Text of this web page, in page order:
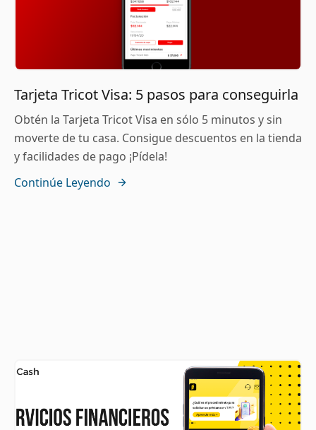
Tarjeta Tricot Visa: 5 pasos para conseguirla
Obtén la Tarjeta Tricot Visa en sólo 5 minutos y sin
moverte de tu casa. Consigue descuentos en la tienda
y facilidades de pago ¡Pídela!
Continúe Leyendo